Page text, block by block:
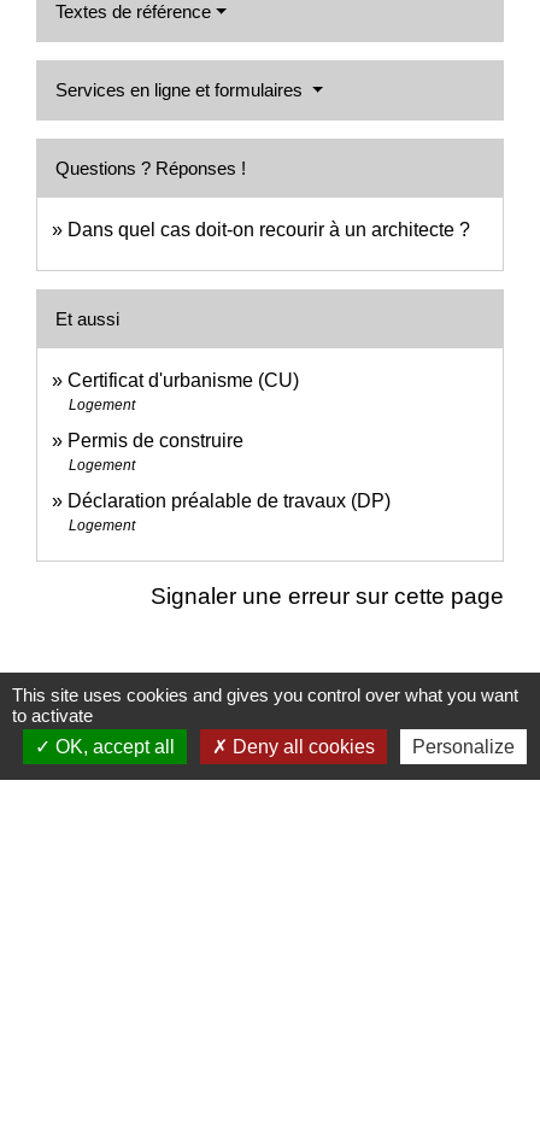
Textes de référence
Services en ligne et formulaires
Questions ? Réponses !
Dans quel cas doit-on recourir à un architecte ?
Et aussi
Certificat d'urbanisme (CU)
Logement
Permis de construire
Logement
Déclaration préalable de travaux (DP)
Logement
Signaler une erreur sur cette page
Nous contacter
Commune de Puylaurens
This site uses cookies and gives you control over what you want
to activate
OK, accept all
Deny all cookies Personalize